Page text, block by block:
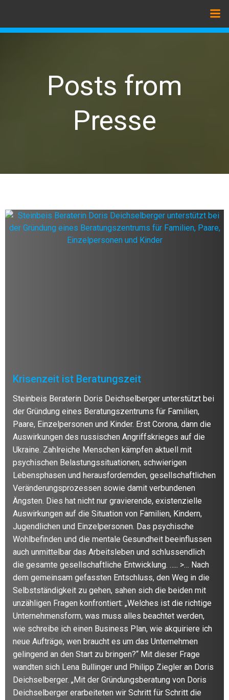
springen
Posts from
Presse
Krisenzeit ist Beratungszeit
Steinbeis Beraterin Doris Deichselberger unterstützt bei
der Gründung eines Beratungszentrums für Familien,
Paare, Einzelpersonen und Kinder. Erst Corona, dann die
Auswirkungen des russischen Angriffskrieges auf die
Ukraine. Zahlreiche Menschen kämpfen aktuell mit
psychischen Belastungssituationen, schwierigen
Lebensphasen und herausfordernden, gesellschaftlichen
Veränderungsprozessen sowie damit verbundenen
Ängsten. Dies hat nicht nur gravierende, existenzielle
Auswirkungen auf die Situation von Familien, Kindern,
Jugendlichen und Einzelpersonen. Das psychische
Wohlbefinden und die mentale Gesundheit beeinflussen
auch unmittelbar das Arbeitsleben und schlussendlich
die gesamte gesellschaftliche Entwicklung. ….. >… Nach
dem gemeinsam gefassten Entschluss, den Weg in die
Selbstständigkeit zu gehen, sahen sich die beiden mit
unzähligen Fragen konfrontiert: „Welches ist die richtige
Unternehmensform, was muss alles beachtet werden,
wie schreibe ich einen Business Plan, wie akquiriere ich
neue Aufträge, wen braucht es um das Unternehmen
gelingend an den Start zu bringen?“ Mit dieser Frage
wandten sich Lena Bullinger und Philipp Ziegler an Doris
Deichselberger. „Mit der Gründungsberatung von Doris
Deichselberger erarbeiteten wir Schritt für Schritt die